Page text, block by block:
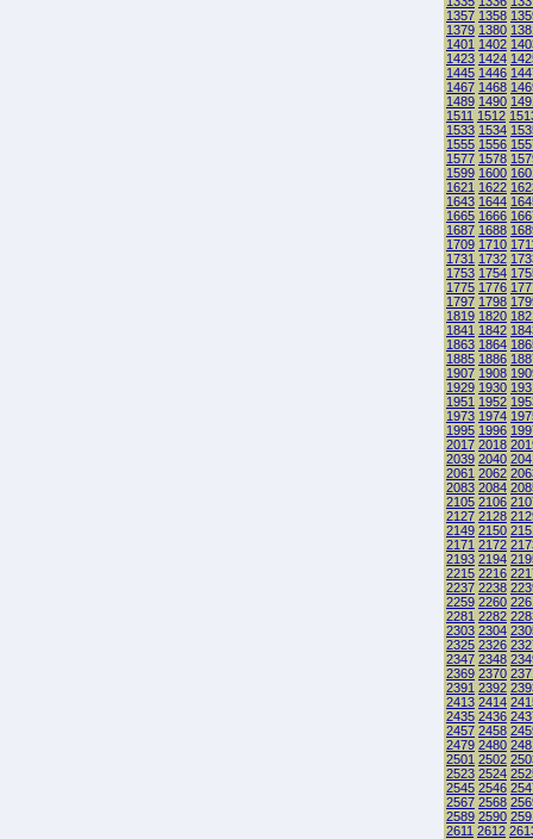
1357 1358
1379 1380
1401 1402
1423 1424
1445 1446
1467 1468
1489 1490
1511 1512
1533 1534
1555 1556
1577 1578
1599 1600
1621 1622
1643 1644
1665 1666
1687 1688
1709 1710
1731 1732
1753 1754
1775 1776
1797 1798
1819 1820
1841 1842
1863 1864
1885 1886
1907 1908
1929 1930
1951 1952
1973 1974
1995 1996
2017 2018
2039 2040
2061 2062
2083 2084
2105 2106
2127 2128
2149 2150
2171 2172
2193 2194
2215 2216
2237 2238
2259 2260
2281 2282
2303 2304
2325 2326
2347 2348
2369 2370
2391 2392
2413 2414
2435 2436
2457 2458
2479 2480
2501 2502
2523 2524
2545 2546
2567 2568
2589 2590
2611 2612